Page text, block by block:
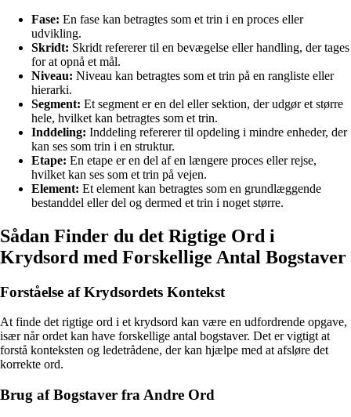
Fase: En fase kan betragtes som et trin i en proces eller
udvikling.
Skridt: Skridt refererer til en bevægelse eller handling, der tages
for at opnå et mål.
Niveau: Niveau kan betragtes som et trin på en rangliste eller
hierarki.
Segment: Et segment er en del eller sektion, der udgør et større
hele, hvilket kan betragtes som et trin.
Inddeling: Inddeling refererer til opdeling i mindre enheder, der
kan ses som trin i en struktur.
Etape: En etape er en del af en længere proces eller rejse,
hvilket kan ses som et trin på vejen.
Element: Et element kan betragtes som en grundlæggende
bestanddel eller del og dermed et trin i noget større.
Sådan Finder du det Rigtige Ord i
Krydsord med Forskellige Antal Bogstaver
Forståelse af Krydsordets Kontekst
At finde det rigtige ord i et krydsord kan være en udfordrende opgave,
især når ordet kan have forskellige antal bogstaver. Det er vigtigt at
forstå konteksten og ledetrådene, der kan hjælpe med at afsløre det
korrekte ord.
Brug af Bogstaver fra Andre Ord